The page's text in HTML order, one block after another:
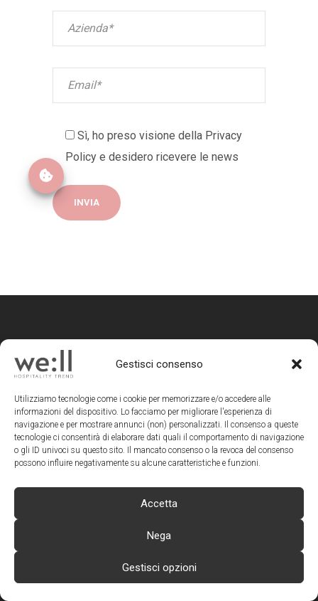
Gestisci consenso
Utilizziamo tecnologie come i cookie per memorizzare e/o accedere alle
informazioni del dispositivo. Lo facciamo per migliorare l'esperienza di
navigazione e per mostrare annunci (non) personalizzati. Il consenso a queste
tecnologie ci consentirà di elaborare dati quali il comportamento di navigazione
o gli ID univoci su questo sito. Il mancato consenso o la revoca del consenso
possono influire negativamente su alcune caratteristiche e funzioni.
Accetta
Nega
Gestisci opzioni
Sì, ho preso visione della Privacy
Policy e desidero ricevere le news
HOSPITALITY
TREND
we:ll magazine è un progetto
editoriale di Teamwork SRL
Amministrazione, Pubblicità |
| Via Macanno 38 Q |
Mauro Santinato
Direttore Editoriale:Laura F. Verdi
Redazione:Elisa Cimatti e Vanessa